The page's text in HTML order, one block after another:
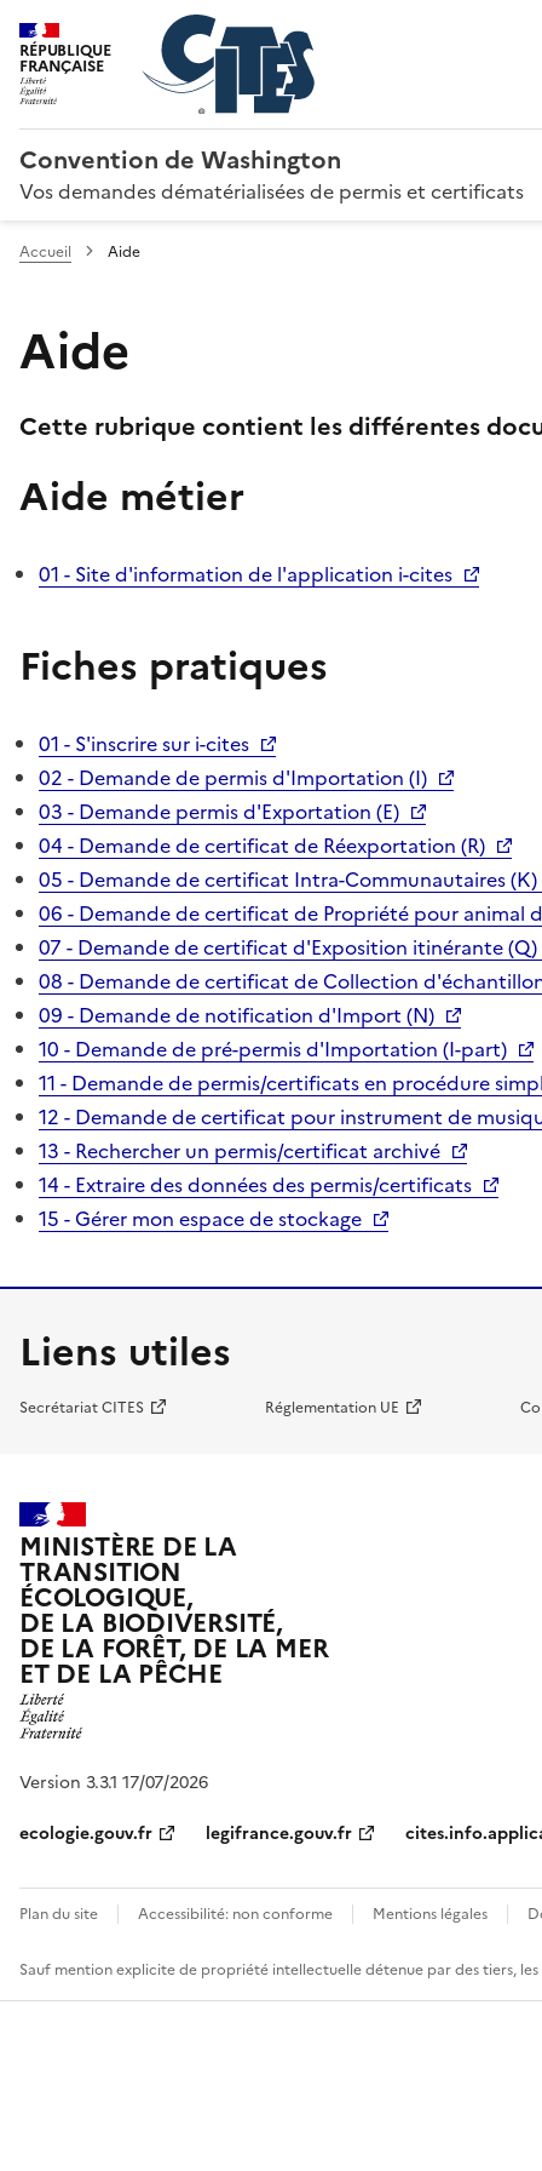
RÉPUBLIQUE
FRANÇAISE
Convention de Washington
Vos demandes dématérialisées de permis et certificats
Accueil Aide
Aide
Cette rubrique contient les différentes
Aide métier
01 - Site d'information de l'application i-cites
Fiches pratiques
01 - S'inscrire sur i-cites
02 - Demande de permis d'Importation (I)
03 - Demande permis d'Exportation (E)
04 - Demande de certificat de Réexportation (R)
05 - Demande de certificat Intra-Communautaires (K)
06 - Demande de certificat de Propriété pour animal
07 - Demande de certificat d'Exposition itinérante (Q)
08 - Demande de certificat de Collection
09 - Demande de notification d'Import (N)
10 - Demande de pré-permis d'Importation (I-part)
11 - Demande de permis/certificats en procédure
12 - Demande de certificat pour instrument de
13 - Rechercher un permis/certificat archivé
14 - Extraire des données des permis/certificats
15 - Gérer mon espace de stockage
Liens utiles
Secrétariat CITES Réglementation UE
MINISTÈRE DE LA
TRANSITION
ÉCOLOGIQUE,
DE LA BIODIVERSITÉ,
DE LA FORÊT, DE LA MER
ET DE LA PÊCHE
Version 3.3.1 17/07/2026
ecologie.gouv.fr
legifrance.gouv.fr
Plan du site Accessibilité: non conforme Mentions légales
Sauf mention explicite de propriété intellectuelle détenue par des tiers,